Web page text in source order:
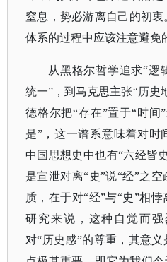
窒息，势必游离自己的初
体系的过程中应该注意避免
从黑格尔哲学追求“逻
统一”，到马克思主张“历史
德格尔把“存在”置于“时间
是”，这一谱系意味着对时
中国思想史中也有“六经皆
是宣泄对离“史”说“经”之
质，在于对“经”与“史”相
研究来说，这种自觉而
对“历史感”的尊重，其意